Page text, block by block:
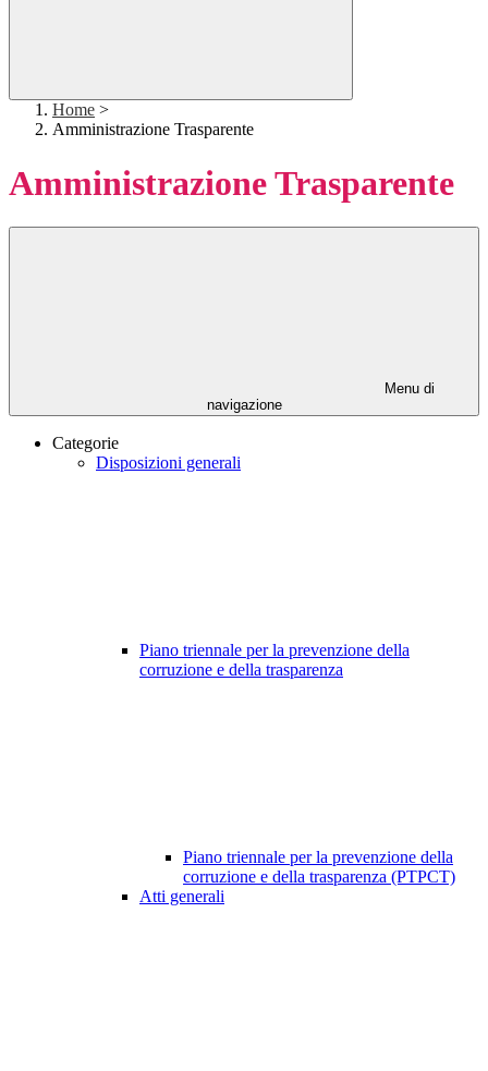
Home >
Amministrazione Trasparente
Amministrazione Trasparente
Menu di
navigazione
Categorie
Disposizioni generali
Piano triennale per la prevenzione della
corruzione e della trasparenza
Piano triennale per la prevenzione della
corruzione e della trasparenza (PTPCT)
Atti generali